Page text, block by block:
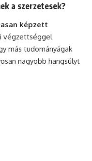
a szerzetesek?
képzett
végzettséggel
más tudományágak
nagyobb hangsúlyt